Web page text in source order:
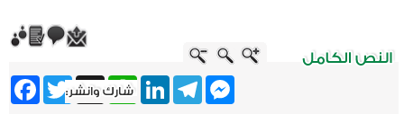
Twitter X
WhatsApp
LinkedInTelegram
Messenger